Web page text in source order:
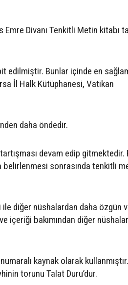
Emre Divanı Tenkitli Metin kitabı
edilmiştir. Bunlar içinde en
İl Halk Kütüphanesi, Vatikan
daha öndedir.
devam edip gitmektedir.
belirlenmesi sonrasında tenkitli
diğer nüshalardan daha özgün
içeriği bakımından diğer
kaynak olarak kullanmıştır.
torunu Talat Duru’dur.